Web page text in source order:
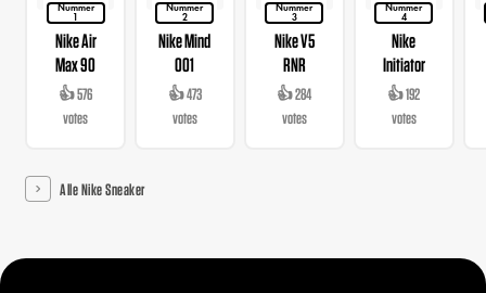
Nummer
1
Nike Air
Max 90
👍 576
votes
Nummer
2
Nike Mind
001
👍 473
votes
Nummer
3
Nike V5
RNR
👍 284
votes
Nummer
4
Nike
Initiator
👍 192
votes
Alle Nike Sneaker